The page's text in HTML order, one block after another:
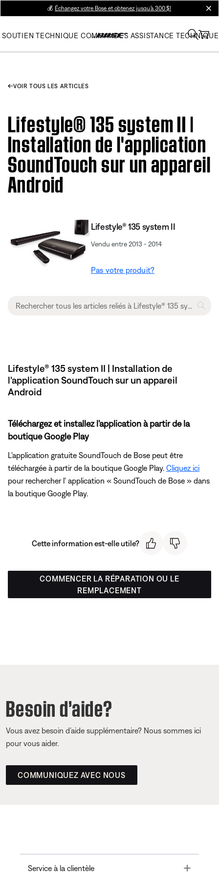
💰 Échangez votre Bose et obtenez jusqu’à 300 $!
SOUTIEN TECHNIQUE COMMANDES ASSISTANCE TECHNIQUE
VOIR TOUS LES ARTICLES
Lifestyle® 135 system II |
Installation de l'application
SoundTouch sur un appareil
Android
Lifestyle® 135 system II
Vendu entre 2013 - 2014
Pas votre produit?
Lifestyle® 135 system II | Installation de
l'application SoundTouch sur un appareil
Android
Téléchargez et installez l'application à partir de la
boutique Google Play
L'application gratuite SoundTouch de Bose peut être
téléchargée à partir de la boutique Google Play. Cliquez ici
pour rechercher l' application « SoundTouch de Bose » dans
la boutique Google Play.
Cette information est-elle utile?
COMMENCER LA RÉPARATION OU LE
REMPLACEMENT
Besoin d’aide?
Vous avez besoin d’aide supplémentaire? Nous sommes ici
pour vous aider.
COMMUNIQUEZ AVEC NOUS
Service à la clientèle Toggle